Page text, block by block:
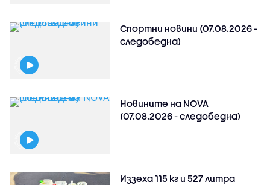
Спортни новини (07.08.2026 -
следобедна)
Новините на NOVA
(07.08.2026 - следобедна)
Иззеха 115 кг и 527 литра